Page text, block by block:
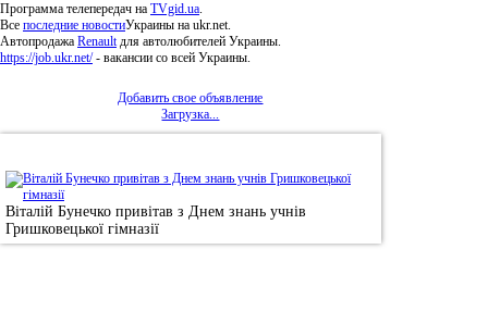
Программа телепередач на TVgid.ua.
Все последние новостиУкраины на ukr.net.
Автопродажа Renaultдля автолюбителей Украины.
https://job.ukr.net/- вакансии со всей Украины.
Добавить свое объявление
Загрузка...
Віталій Бунечко привітав з Днем знань учнів
Гришковецької гімназії